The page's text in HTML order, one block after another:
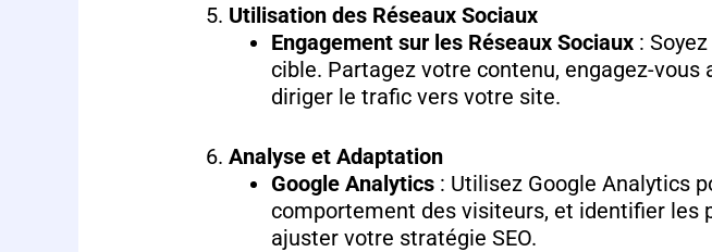
5. Utilisation des Réseaux Sociaux
Engagement sur les Réseaux Sociaux:
cible. Partagez votre contenu, engagez-
diriger le trafic vers votre site.
6. Analyse et Adaptation
Google Analytics: Utilisez Google Analytics
comportement des visiteurs, et identifier les
ajuster votre stratégie SEO.